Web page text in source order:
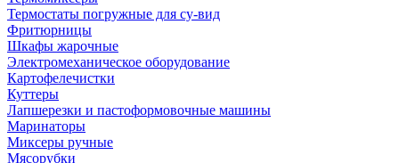
Термостаты погружные для су-вид
Фритюрницы
Шкафы жарочные
Электромеханическое оборудование
Картофелечистки
Куттеры
Лапшерезки и пастоформовочные машины
Маринаторы
Миксеры ручные
Мясорубки